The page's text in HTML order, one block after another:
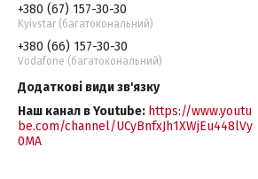
+380 (67) 157-30-30
Kyivstar (багатокональний)
+380 (66) 157-30-30
Vodafone (багатокональний)
Наш канал в Youtube https://www.youtu
be.com/channel/UCyBnfxJh1XWjEu448lVy
0MA